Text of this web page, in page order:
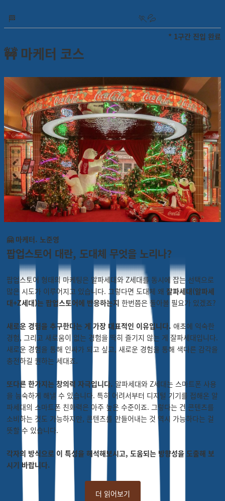
🏁 🏃💦
* 1구간 진입 완료
🚧 마케터 코스
🤗 마케터. 노준영
팝업스토어 대란, 도대체 무엇을 노리나?
팝업스토어 형태의 마케팅은 알파세대와 Z세대를 동시에 잡는 선택으로
많은 시도가 이루어지고 있습니다. 그렇다면 도대체 왜 잘파세대(알파세
대+Z세대)는 팝업스토어에 반응하는지 한번쯤은 돌아볼 필요가 있겠죠?
새로운 경험을 추구한다는 게 가장 대표적인 이유입니다. 애초에 익숙한
경험, 그리고 새로움이 없는 경험을 딱히 즐기지 않는 게 잘파세대입니다.
새로운 경험을 통해 인싸가 되고 싶고, 새로운 경험을 통해 색다른 감각을
충전하길 원하는 세대죠.
또다른 한가지는 창의력 자극입니다. 알파세대와 Z세대는 스마트폰 사용
을 능숙하게 해낼 수 있습니다. 특히 어려서부터 디지털 기기를 접해온 알
파세대의 스마트폰 친화력은 아주 높은 수준이죠. 그렇다는 건 콘텐츠를
소비하는 것도 가능하지만, 콘텐츠를 만들어내는 것 역시 가능하다는 걸
뜻할 수 있습니다.
각자의 방식으로 이 특성을 해석해보시고, 도움되는 방향성을 도출해 보
시기 바랍니다.
더 읽어보기